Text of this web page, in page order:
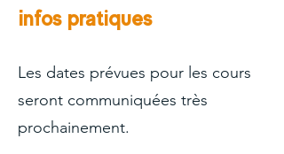
Infos pratiques
Les dates prévues pour les cours
seront communiquées très
prochainement.